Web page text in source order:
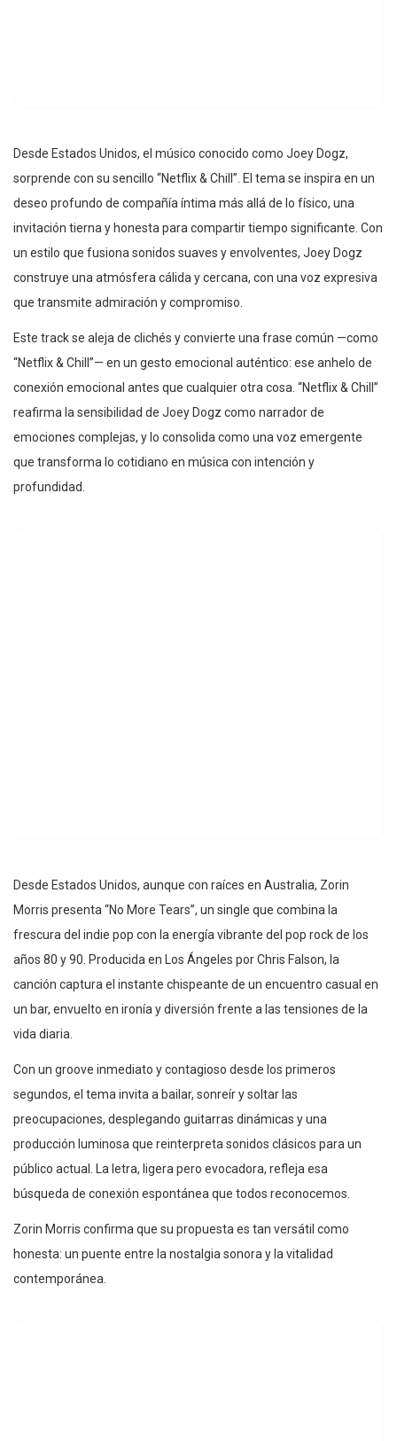
Desde Estados Unidos, el músico conocido como Joey Dogz,
sorprende con su sencillo “Netflix & Chill”. El tema se inspira en un
deseo profundo de compañía íntima más allá de lo físico, una
invitación tierna y honesta para compartir tiempo significante. Con
un estilo que fusiona sonidos suaves y envolventes, Joey Dogz
construye una atmósfera cálida y cercana, con una voz expresiva
que transmite admiración y compromiso.
Este track se aleja de clichés y convierte una frase común —como
“Netflix & Chill”— en un gesto emocional auténtico: ese anhelo de
conexión emocional antes que cualquier otra cosa. “Netflix & Chill”
reafirma la sensibilidad de Joey Dogz como narrador de
emociones complejas, y lo consolida como una voz emergente
que transforma lo cotidiano en música con intención y
profundidad.
Desde Estados Unidos, aunque con raíces en Australia, Zorin
Morris presenta “No More Tears”, un single que combina la
frescura del indie pop con la energía vibrante del pop rock de los
años 80 y 90. Producida en Los Ángeles por Chris Falson, la
canción captura el instante chispeante de un encuentro casual en
un bar, envuelto en ironía y diversión frente a las tensiones de la
vida diaria.
Con un groove inmediato y contagioso desde los primeros
segundos, el tema invita a bailar, sonreír y soltar las
preocupaciones, desplegando guitarras dinámicas y una
producción luminosa que reinterpreta sonidos clásicos para un
público actual. La letra, ligera pero evocadora, refleja esa
búsqueda de conexión espontánea que todos reconocemos.
Zorin Morris confirma que su propuesta es tan versátil como
honesta: un puente entre la nostalgia sonora y la vitalidad
contemporánea.